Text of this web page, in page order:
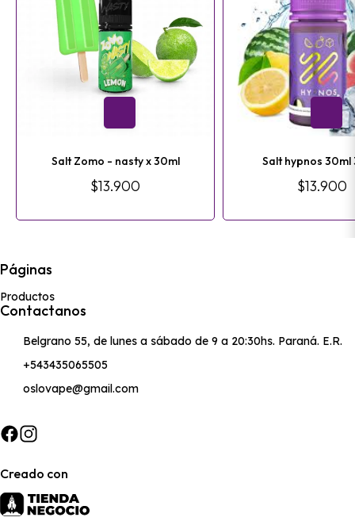
Salt Zomo - nasty x 30ml
$13.900
Salt hypnos 30ml
$13.900
Páginas
Productos
Contactanos
Belgrano 55, de lunes a sábado de 9 a 20:30hs. Paraná. E.R.
+543435065505
oslovape@gmail.com
Creado con